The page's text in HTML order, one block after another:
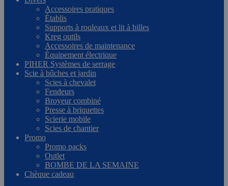
Accessoires pratiques
Établis
Supports à rouleaux et lit à billes
Kreg outils
Accessoires de maintenance
Équipement électrique
PIHER Systèmes de serrage
Scie à bûches et jardin
Scies à chevalet
Fendeurs
Broyeur combiné
Presse à briquettes
Scierie mobile
Scies de chantier
Promo
Promo packs
Outlet
BOMBE DE LA SEMAINE
Chèque cadeau